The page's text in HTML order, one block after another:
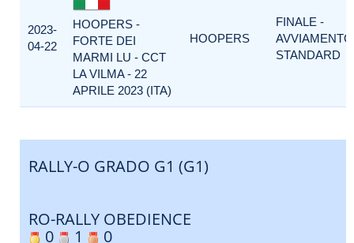
2023-
04-22
HOOPERS -
FORTE DEI
MARMI LU - CCT
LA VILMA - 22
APRILE 2023 (ITA)
HOOPERS
FINALE -
AVVIAMENTO
STANDARD
RALLY-O GRADO G1 (G1)
RO-RALLY OBEDIENCE
0
1 0